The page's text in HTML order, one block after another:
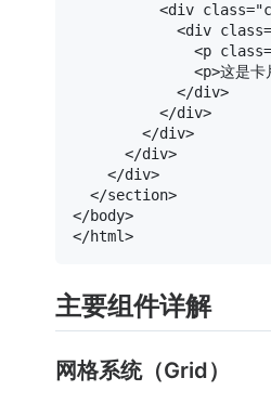
<div class=
<div class=
<p class=
<p>这是卡
</div>
</div>
</div>
</div>
</div>
</section>
</body>
</html>
主要组件详解
网格系统（Grid）